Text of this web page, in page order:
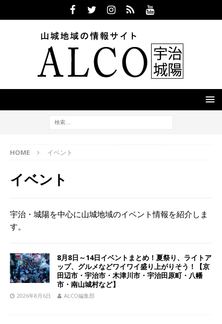
HOME イベント
イベント
宇治・城陽を中心に山城地域のイベント情報を紹介しま
す。
8月8日～14日イベントまとめ！夏祭り、ライトア
ップ、グルメなどワイワイ盛り上がりそう！【京
田辺市・宇治市・木津川市・宇治田原町・八幡
市・南山城村など】
2026年8月6日 ALCO編集部